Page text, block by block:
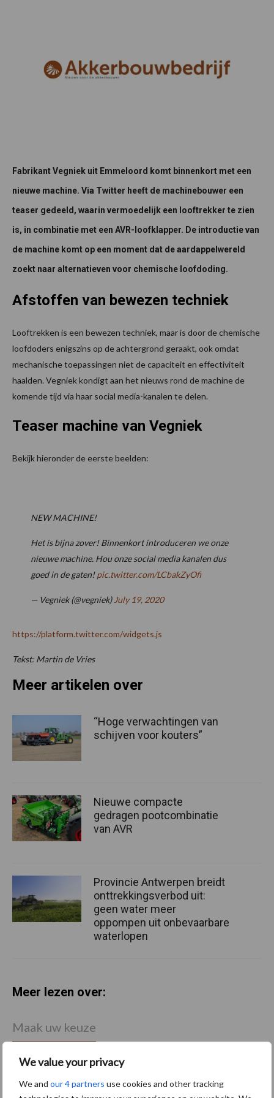
We value your privacy
We and our 4 partners use cookies and other tracking
Fabrikant Vegniek uit Emmeloord komt binnenkort met een
nieuwe machine. Via Twitter heeft de machinebouwer een
teaser gedeeld, waarin vermoedelijk een looftrekker te zien
is, in combinatie met een AVR-loofklapper. De introductie van
de machine komt op een moment dat de aardappelwereld
zoekt naar alternatieven voor chemische loofdoding.
Afstoffen van bewezen techniek
Looftrekken is een bewezen techniek, maar is door de chemische
loofdoders enigszins op de achtergrond geraakt, ook omdat
mechanische toepassingen niet de capaciteit en effectiviteit
haalden. Vegniek kondigt aan het nieuws rond de machine de
komende tijd via haar social media-kanalen te delen.
Teaser machine van Vegniek
Bekijk hieronder de eerste beelden:
NEW MACHINE!
Het is bijna zover! Binnenkort introduceren we onze
nieuwe machine. Hou onze social media kanalen dus
goed in de gaten!pic.twitter.com/LCbakZyOfi
— Vegniek (@vegniek) July 19, 2020
https://platform.twitter.com/widgets.js
Tekst: Martin de Vries
Meer artikelen over
“Hoge verwachtingen van
schijven voor kouters”
Nieuwe compacte
gedragen pootcombinatie
van AVR
Provincie Antwerpen breidt
onttrekkingsverbod uit:
geen water meer
oppompen uit onbevaarbare
waterlopen
Meer lezen over:
Maak uw keuze